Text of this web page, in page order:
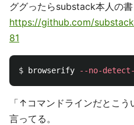
ググったらsubstack本人の書
https://github.com/
81
$ browserify --no-
「↑コマンドラインだとこ
言ってる。